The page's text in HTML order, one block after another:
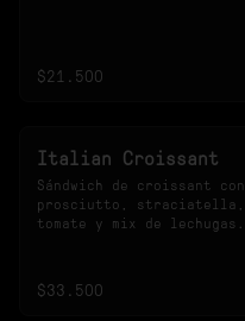
$21.500
Italian Croissant
Sándwich de croissant con
prosciutto, straciatella,
tomate y mix de lechugas.
$33.500